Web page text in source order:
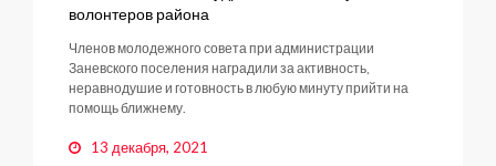
волонтеров района
Членов молодежного совета при администрации
Заневского поселения наградили за активность,
неравнодушие и готовность в любую минуту прийти на
помощь ближнему.
13 декабря, 2021